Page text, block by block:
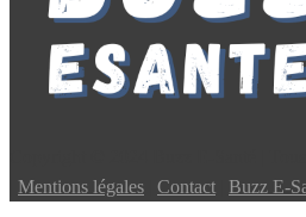
Mentions légales Contact Buzz E-